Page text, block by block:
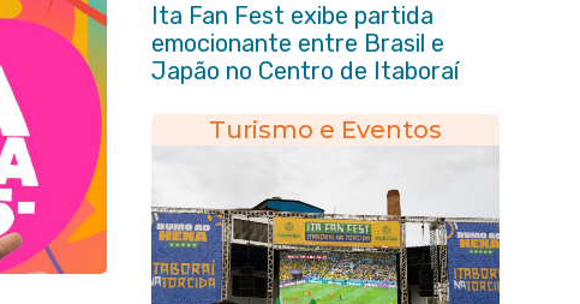
Ita Fan Fest exibe partida
emocionante entre Brasil e
Japão no Centro de Itaboraí
Turismo e Eventos